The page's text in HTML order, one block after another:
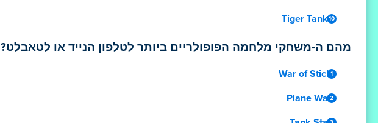
Tiger Tank 2
מהם ה-משחקי מלחמה הפופולריים ביותר לטלפון הנייד או לטאבלט?
War of Sticks
Plane Wars